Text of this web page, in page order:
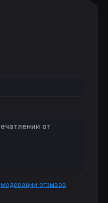
модерации отзывов